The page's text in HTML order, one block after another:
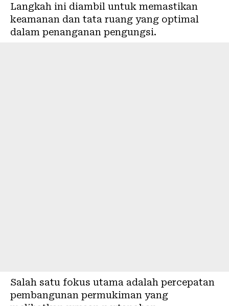
Langkah ini diambil untuk memastikan
keamanan dan tata ruang yang optimal
dalam penanganan pengungsi.
Salah satu fokus utama adalah percepatan
pembangunan permukiman yang